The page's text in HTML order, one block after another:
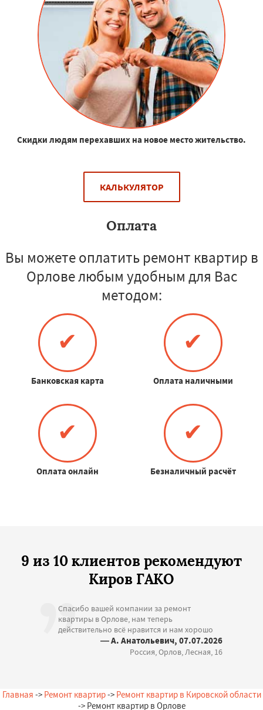
Скидки людям перехавших на новое место жительство.
КАЛЬКУЛЯТОР
Оплата
Вы можете оплатить ремонт квартир в
Орлове любым удобным для Вас
методом:
✔
Банковская карта
✔
Оплата наличными
✔
Оплата онлайн
✔
Безналичный расчёт
9 из 10 клиентов рекомендуют
Киров ГАКО
Спасибо вашей компании за ремонт
квартиры в Орлове, нам теперь
действительно всё нравится и нам хорошо
— А. Анатольевич, 07.07.2026
Россия, Орлов, Лесная, 16
Главная -> Ремонт квартир-> Ремонт квартир в Кировской области
-> Ремонт квартир в Орлове